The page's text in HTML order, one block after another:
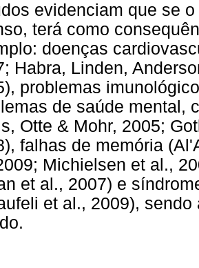
evidenciam que se
terá como
doenças
Habra, Linden,
problemas
de saúde mental,
Otte & Mohr, 2005;
falhas de memória
Michielsen et al.,
et al., 2007) e
et al., 2009),